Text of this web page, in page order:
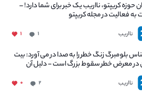
حوزه کریپتو، نااریب یک خبر برای شما دارد! –
فعالیت در مجله کریپتو
نااریب ۱ ۱
بلومبرگ زنگ خطر را به صدا در می آورد: بیت
در معرض خطر سقوط بزرگ است - دلیل آن
نااریب ۲ ۰